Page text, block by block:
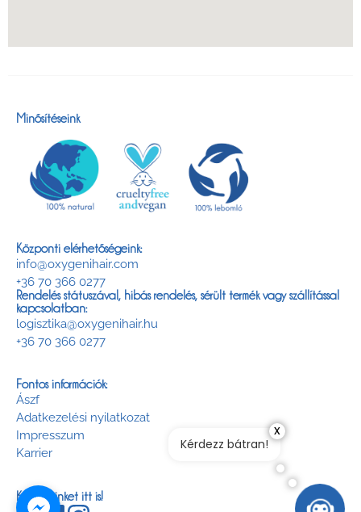
Minősítéseink
Központi elérhetőségeink:
info@oxygenihair.com
+36 70 366 0277
Rendelés státuszával, hibás rendelés, sérült termék vagy szállítással
kapcsolatban:
logisztika@oxygenihair.hu
+36 70 366 0277
Fontos információk:
Ászf
Adatkezelési nyilatkozat
Impresszum
Karrier
Keress minket itt is!
Kérdezz bátran!
x